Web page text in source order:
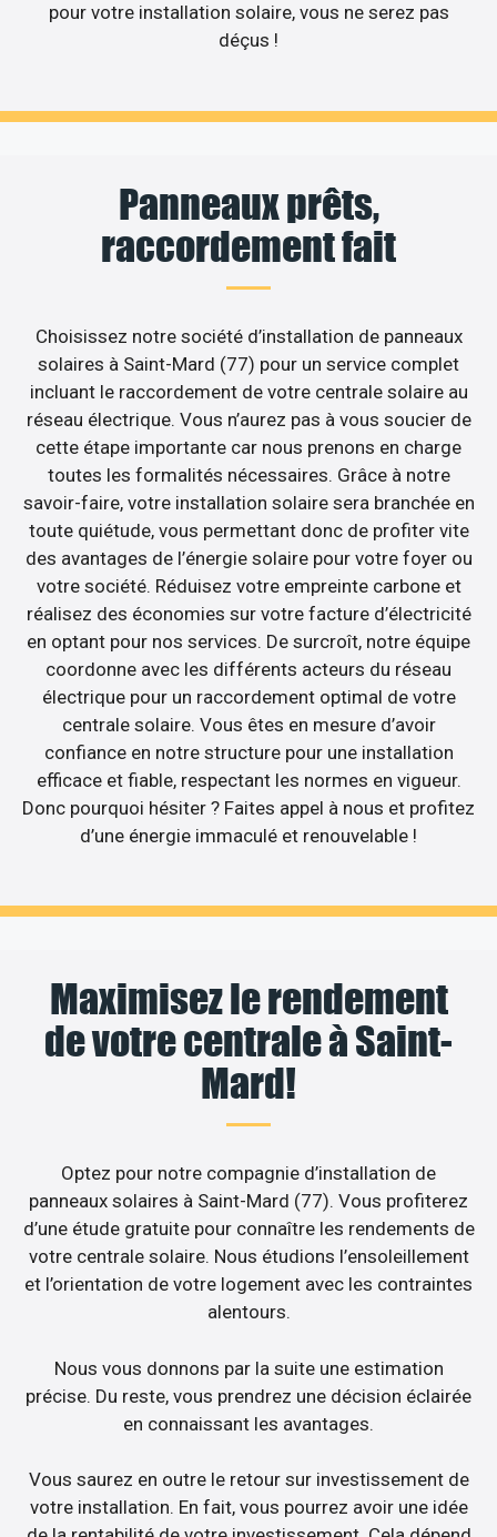
pour votre installation solaire, vous ne serez pas
déçus !
Panneaux prêts,
raccordement fait
Choisissez notre société d’installation de panneaux
solaires à Saint-Mard (77) pour un service complet
incluant le raccordement de votre centrale solaire au
réseau électrique. Vous n’aurez pas à vous soucier de
cette étape importante car nous prenons en charge
toutes les formalités nécessaires. Grâce à notre
savoir-faire, votre installation solaire sera branchée en
toute quiétude, vous permettant donc de profiter vite
des avantages de l’énergie solaire pour votre foyer ou
votre société. Réduisez votre empreinte carbone et
réalisez des économies sur votre facture d’électricité
en optant pour nos services. De surcroît, notre équipe
coordonne avec les différents acteurs du réseau
électrique pour un raccordement optimal de votre
centrale solaire. Vous êtes en mesure d’avoir
confiance en notre structure pour une installation
efficace et fiable, respectant les normes en vigueur.
Donc pourquoi hésiter ? Faites appel à nous et profitez
d’une énergie immaculé et renouvelable !
Maximisez le rendement
de votre centrale à Saint-
Mard!
Optez pour notre compagnie d’installation de
panneaux solaires à Saint-Mard (77). Vous profiterez
d’une étude gratuite pour connaître les rendements de
votre centrale solaire. Nous étudions l’ensoleillement
et l’orientation de votre logement avec les contraintes
alentours.
Nous vous donnons par la suite une estimation
précise. Du reste, vous prendrez une décision éclairée
en connaissant les avantages.
Vous saurez en outre le retour sur investissement de
votre installation. En fait, vous pourrez avoir une idée